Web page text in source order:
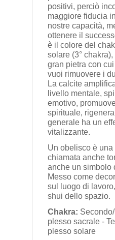
positivi, perciò
maggiore fiducia
nostre capacità,
ottenere il
è il colore del
solare (3°
gran pietra con
vuoi rimuovere i
La calcite
livello mentale,
emotivo,
spirituale, rigenera
generale ha un
vitalizzante.
Un obelisco è una
chiamata anche
anche un simbolo
Messo come
sul luogo di
shui dello spazio.
Chakra:
plesso sacrale -
plesso solare